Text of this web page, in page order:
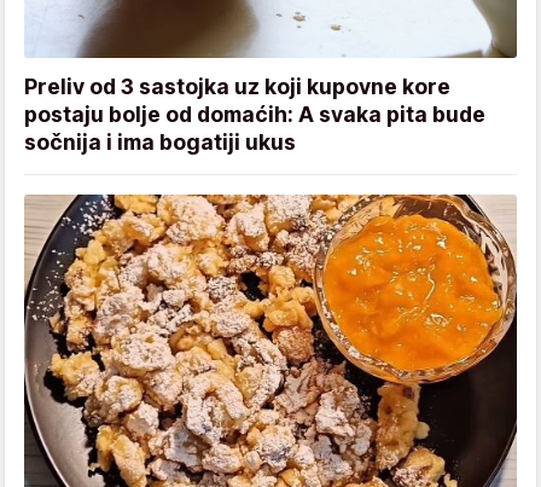
Preliv od 3 sastojka uz koji kupovne kore
postaju bolje od domaćih: A svaka pita bude
sočnija i ima bogatiji ukus